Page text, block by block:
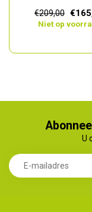
...
€209,00
Niet op
U